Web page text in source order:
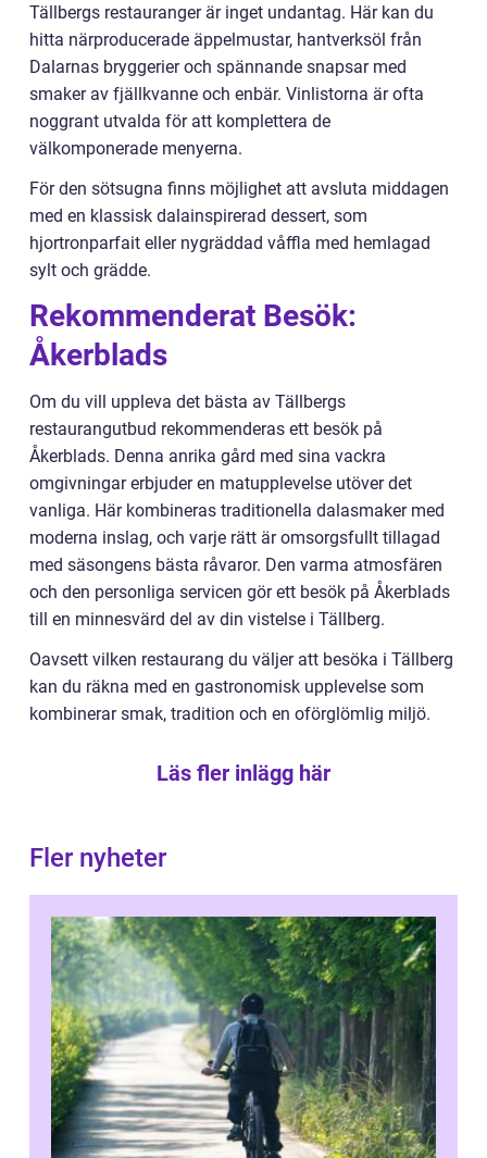
Tällbergs restauranger är inget undantag. Här kan du
hitta närproducerade äppelmustar, hantverksöl från
Dalarnas bryggerier och spännande snapsar med
smaker av fjällkvanne och enbär. Vinlistorna är ofta
noggrant utvalda för att komplettera de
välkomponerade menyerna.
För den sötsugna finns möjlighet att avsluta middagen
med en klassisk dalainspirerad dessert, som
hjortronparfait eller nygräddad våffla med hemlagad
sylt och grädde.
Rekommenderat Besök:
Åkerblads
Om du vill uppleva det bästa av Tällbergs
restaurangutbud rekommenderas ett besök på
Åkerblads. Denna anrika gård med sina vackra
omgivningar erbjuder en matupplevelse utöver det
vanliga. Här kombineras traditionella dalasmaker med
moderna inslag, och varje rätt är omsorgsfullt tillagad
med säsongens bästa råvaror. Den varma atmosfären
och den personliga servicen gör ett besök på Åkerblads
till en minnesvärd del av din vistelse i Tällberg.
Oavsett vilken restaurang du väljer att besöka i Tällberg
kan du räkna med en gastronomisk upplevelse som
kombinerar smak, tradition och en oförglömlig miljö.
Läs fler inlägg här
Fler nyheter